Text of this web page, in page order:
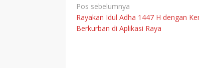
Navigasi
pos
Pos sebelumnya
Rayakan Idul Adha 1447 H dengan
Berkurban di Aplikasi Raya